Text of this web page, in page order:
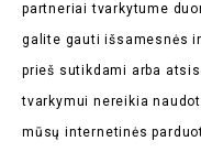
Parduotuvės
Prekės
partneriai tvarkytume
galite gauti išsamesnės
prieš sutikdami arba
tvarkymui nereikia
mūsų internetinės